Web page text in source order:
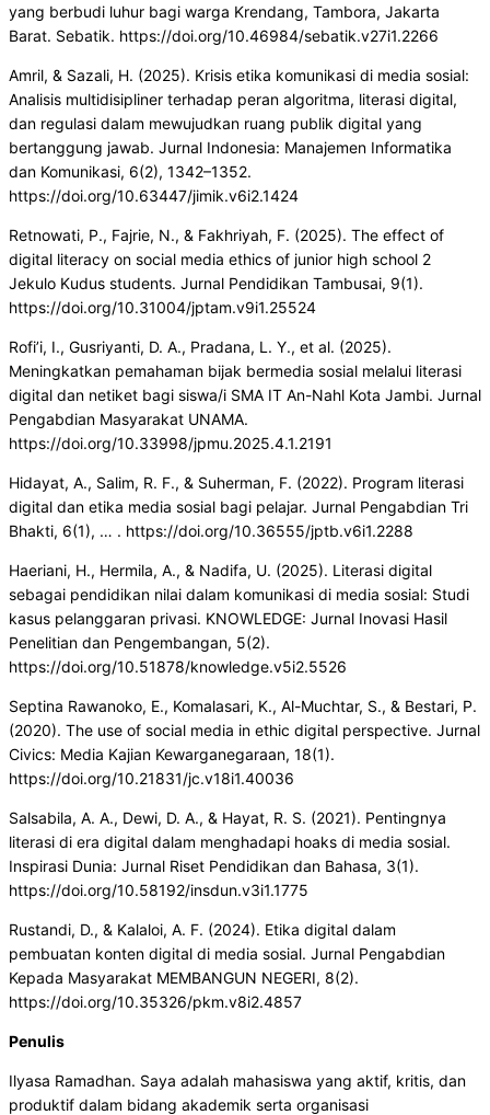
yang berbudi luhur bagi warga Krendang, Tambora, Jakarta
Barat. Sebatik. https://doi.org/10.46984/sebatik.v27i1.2266
Amril, & Sazali, H. (2025). Krisis etika komunikasi di media sosial:
Analisis multidisipliner terhadap peran algoritma, literasi digital,
dan regulasi dalam mewujudkan ruang publik digital yang
bertanggung jawab. Jurnal Indonesia: Manajemen Informatika
dan Komunikasi, 6(2), 1342–1352.
https://doi.org/10.63447/jimik.v6i2.1424
Retnowati, P., Fajrie, N., & Fakhriyah, F. (2025). The effect of
digital literacy on social media ethics of junior high school 2
Jekulo Kudus students. Jurnal Pendidikan Tambusai, 9(1).
https://doi.org/10.31004/jptam.v9i1.25524
Rofi’i, I., Gusriyanti, D. A., Pradana, L. Y., et al. (2025).
Meningkatkan pemahaman bijak bermedia sosial melalui literasi
digital dan netiket bagi siswa/i SMA IT An-Nahl Kota Jambi. Jurnal
Pengabdian Masyarakat UNAMA.
https://doi.org/10.33998/jpmu.2025.4.1.2191
Hidayat, A., Salim, R. F., & Suherman, F. (2022). Program literasi
digital dan etika media sosial bagi pelajar. Jurnal Pengabdian Tri
Bhakti, 6(1), … . https://doi.org/10.36555/jptb.v6i1.2288
Haeriani, H., Hermila, A., & Nadifa, U. (2025). Literasi digital
sebagai pendidikan nilai dalam komunikasi di media sosial: Studi
kasus pelanggaran privasi. KNOWLEDGE: Jurnal Inovasi Hasil
Penelitian dan Pengembangan, 5(2).
https://doi.org/10.51878/knowledge.v5i2.5526
Septina Rawanoko, E., Komalasari, K., Al-Muchtar, S., & Bestari, P.
(2020). The use of social media in ethic digital perspective. Jurnal
Civics: Media Kajian Kewarganegaraan, 18(1).
https://doi.org/10.21831/jc.v18i1.40036
Salsabila, A. A., Dewi, D. A., & Hayat, R. S. (2021). Pentingnya
literasi di era digital dalam menghadapi hoaks di media sosial.
Inspirasi Dunia: Jurnal Riset Pendidikan dan Bahasa, 3(1).
https://doi.org/10.58192/insdun.v3i1.1775
Rustandi, D., & Kalaloi, A. F. (2024). Etika digital dalam
pembuatan konten digital di media sosial. Jurnal Pengabdian
Kepada Masyarakat MEMBANGUN NEGERI, 8(2).
https://doi.org/10.35326/pkm.v8i2.4857
Penulis
Ilyasa Ramadhan. Saya adalah mahasiswa yang aktif, kritis, dan
produktif dalam bidang akademik serta organisasi